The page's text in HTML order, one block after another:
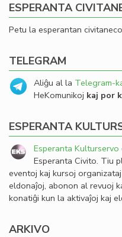
ESPERANTA
Petu la esperantan
TELEGRAM
Aliĝu al la Telegram-
HeKomunikoj kaj por
ESPERANTA
Esperanta Kulturservo
Esperanta Civito. Tiu
eventoj kaj kursoj
eldonaĵoj, abonon al revuoj
konatiĝi kun la aktivaĵoj kaj
ARKIVO